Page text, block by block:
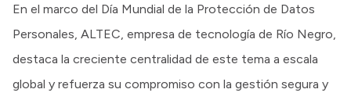
En el marco del Día Mundial de la Protección de Datos
Personales, ALTEC, empresa de tecnología de Río Negro,
destaca la creciente centralidad de este tema a escala
global y refuerza su compromiso con la gestión segura y